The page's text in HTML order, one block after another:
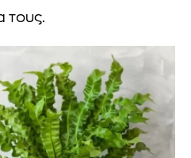
τους.